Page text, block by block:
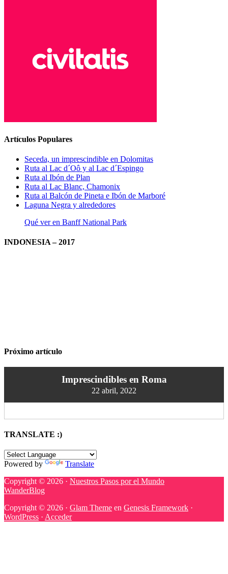
Artículos Populares
Seceda, un imprescindible en Dolomitas
Ruta al Lac d´Oô y al Lac d´Espingo
Ruta al Ibón de Plan
Ruta al Lac Blanc, Chamonix
Ruta al Balcón de Pineta e Ibón de Marboré
Laguna Negra y alrededores
Qué ver en Banff National Park
INDONESIA – 2017
Próximo artículo
Imprescindibles en Roma
22 abril, 2022
TRANSLATE :)
Powered by
Translate
Copyright © 2026 · Nuestros Pasos por el Mundo
WanderBlog
Copyright © 2026 · Glam Theme en Genesis Framework ·
WordPress · Acceder